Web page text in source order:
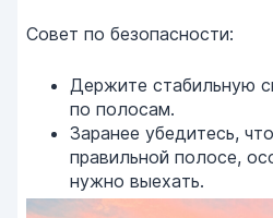
Совет по безопасности:
Держите стабильную
по полосам.
Заранее убедитесь,
правильной полосе,
нужно выехать.